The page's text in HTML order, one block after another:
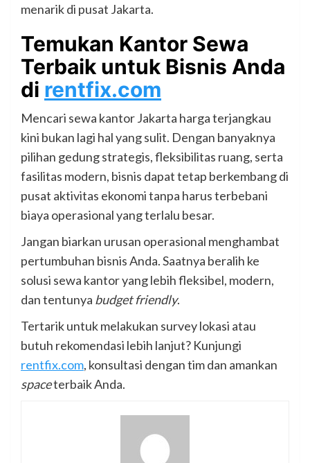
menarik di pusat Jakarta.
Temukan Kantor Sewa
Terbaik untuk Bisnis Anda
di rentfix.com
Mencari sewa kantor Jakarta harga terjangkau
kini bukan lagi hal yang sulit. Dengan banyaknya
pilihan gedung strategis, fleksibilitas ruang, serta
fasilitas modern, bisnis dapat tetap berkembang di
pusat aktivitas ekonomi tanpa harus terbebani
biaya operasional yang terlalu besar.
Jangan biarkan urusan operasional menghambat
pertumbuhan bisnis Anda. Saatnya beralih ke
solusi sewa kantor yang lebih fleksibel, modern,
dan tentunya budget friendly.
Tertarik untuk melakukan survey lokasi atau
butuh rekomendasi lebih lanjut? Kunjungi
rentfix.com, konsultasi dengan tim dan amankan
spaceterbaik Anda.